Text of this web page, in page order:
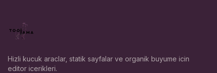
Hizli kucuk araclar, statik sayfalar ve organik buyume icin
editor icerikleri.